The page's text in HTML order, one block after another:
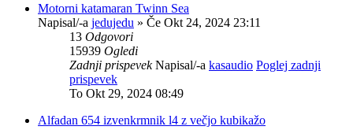
Motorni katamaran Twinn Sea
Napisal/-a jedujedu » Če Okt 24, 2024 23:11
13 Odgovori
15939 Ogledi
Zadnji prispevekNapisal/-a kasaudio Poglej zadnji
prispevek
To Okt 29, 2024 08:49
Alfadan 654 izvenkrmnik l4 z večjo kubikažo